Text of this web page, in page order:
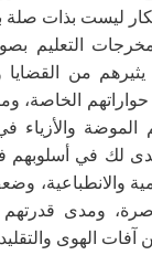
ليست بذات صلة
التعليم
يثيرهم من
حواراتهم الخاصة،
الموضة والأزياء
لك في
والانطباعية،
ومدى قدرتهم
الهوى